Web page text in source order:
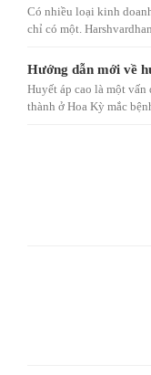
Có nhiều loại kinh
chỉ có một.
Hướng dẫn mới về
Huyết áp cao là một vấn
thành ở Hoa Kỳ mắc